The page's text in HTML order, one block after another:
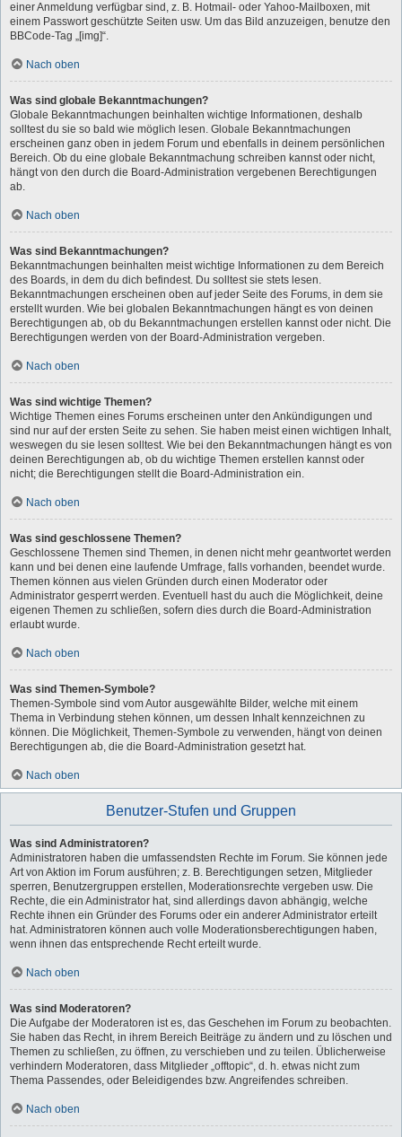
einer Anmeldung verfügbar sind, z. B. Hotmail- oder Yahoo-Mailboxen, mit
einem Passwort geschützte Seiten usw. Um das Bild anzuzeigen, benutze den
BBCode-Tag „[img]“.
Nach oben
Was sind globale Bekanntmachungen?
Globale Bekanntmachungen beinhalten wichtige Informationen, deshalb
solltest du sie so bald wie möglich lesen. Globale Bekanntmachungen
erscheinen ganz oben in jedem Forum und ebenfalls in deinem persönlichen
Bereich. Ob du eine globale Bekanntmachung schreiben kannst oder nicht,
hängt von den durch die Board-Administration vergebenen Berechtigungen
ab.
Nach oben
Was sind Bekanntmachungen?
Bekanntmachungen beinhalten meist wichtige Informationen zu dem Bereich
des Boards, in dem du dich befindest. Du solltest sie stets lesen.
Bekanntmachungen erscheinen oben auf jeder Seite des Forums, in dem sie
erstellt wurden. Wie bei globalen Bekanntmachungen hängt es von deinen
Berechtigungen ab, ob du Bekanntmachungen erstellen kannst oder nicht. Die
Berechtigungen werden von der Board-Administration vergeben.
Nach oben
Was sind wichtige Themen?
Wichtige Themen eines Forums erscheinen unter den Ankündigungen und
sind nur auf der ersten Seite zu sehen. Sie haben meist einen wichtigen Inhalt,
weswegen du sie lesen solltest. Wie bei den Bekanntmachungen hängt es von
deinen Berechtigungen ab, ob du wichtige Themen erstellen kannst oder
nicht; die Berechtigungen stellt die Board-Administration ein.
Nach oben
Was sind geschlossene Themen?
Geschlossene Themen sind Themen, in denen nicht mehr geantwortet werden
kann und bei denen eine laufende Umfrage, falls vorhanden, beendet wurde.
Themen können aus vielen Gründen durch einen Moderator oder
Administrator gesperrt werden. Eventuell hast du auch die Möglichkeit, deine
eigenen Themen zu schließen, sofern dies durch die Board-Administration
erlaubt wurde.
Nach oben
Was sind Themen-Symbole?
Themen-Symbole sind vom Autor ausgewählte Bilder, welche mit einem
Thema in Verbindung stehen können, um dessen Inhalt kennzeichnen zu
können. Die Möglichkeit, Themen-Symbole zu verwenden, hängt von deinen
Berechtigungen ab, die die Board-Administration gesetzt hat.
Nach oben
Benutzer-Stufen und Gruppen
Was sind Administratoren?
Administratoren haben die umfassendsten Rechte im Forum. Sie können jede
Art von Aktion im Forum ausführen; z. B. Berechtigungen setzen, Mitglieder
sperren, Benutzergruppen erstellen, Moderationsrechte vergeben usw. Die
Rechte, die ein Administrator hat, sind allerdings davon abhängig, welche
Rechte ihnen ein Gründer des Forums oder ein anderer Administrator erteilt
hat. Administratoren können auch volle Moderationsberechtigungen haben,
wenn ihnen das entsprechende Recht erteilt wurde.
Nach oben
Was sind Moderatoren?
Die Aufgabe der Moderatoren ist es, das Geschehen im Forum zu beobachten.
Sie haben das Recht, in ihrem Bereich Beiträge zu ändern und zu löschen und
Themen zu schließen, zu öffnen, zu verschieben und zu teilen. Üblicherweise
verhindern Moderatoren, dass Mitglieder „offtopic“, d. h. etwas nicht zum
Thema Passendes, oder Beleidigendes bzw. Angreifendes schreiben.
Nach oben